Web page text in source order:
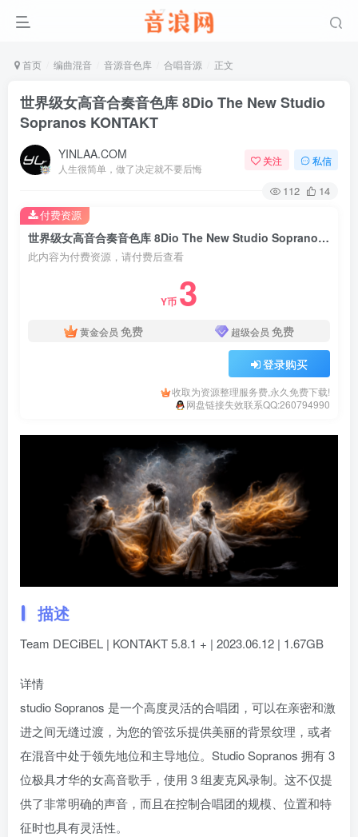
首页 编曲混音 音源音色库 合唱音源 正文
世界级女高音合奏音色库 8Dio The New Studio
Sopranos KONTAKT
YINLAA.COM
人生很简单，做了决定就不要后悔
关注 私信
112 14
世界级女高音合奏音色库 8Dio The New Studio Sopranos KONTAKT
此内容为付费资源，请付费后查看
Y币 3
黄金会员 免费 超级会员 免费
登录购买
收取为资源整理服务费,永久免费下载!
网盘链接失效联系QQ:260794990
付费资源
描述
Team DECiBEL | KONTAKT 5.8.1 + | 2023.06.12 | 1.67GB
详情
studio Sopranos 是一个高度灵活的合唱团，可以在亲密和激
进之间无缝过渡，为您的管弦乐提供美丽的背景纹理，或者
在混音中处于领先地位和主导地位。Studio Sopranos 拥有 3
位极具才华的女高音歌手，使用 3 组麦克风录制。这不仅提
供了非常明确的声音，而且在控制合唱团的规模、位置和特
征时也具有灵活性。